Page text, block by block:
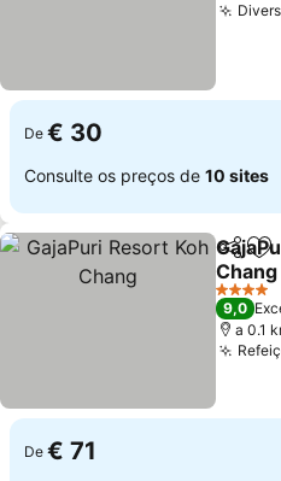
De € 30
Consulte os preços de 10 sites
Chang
4 Estrelas
9,0
a 0.1
De € 71